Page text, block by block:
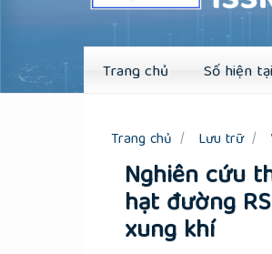
Trang chủ Số hiện tại
Trang chủ Lưu trữ
Nghiên cứu
hạt đường
xung khí